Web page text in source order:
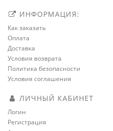
ИНФОРМАЦИЯ:
Как заказать
Оплата
Доставка
Условия возврата
Политика безопасности
Условия соглашения
ЛИЧНЫЙ КАБИНЕТ
Логин
Регистрация